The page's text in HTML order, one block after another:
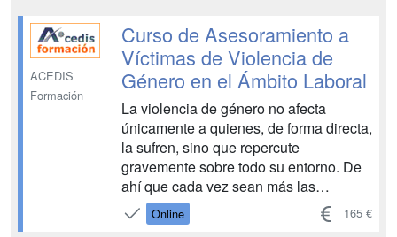
inmunitarias, gastrointestinales...
ACEDIS
Formación
Curso de Asesoramiento a
Víctimas de Violencia de
Género en el Ámbito Laboral
La violencia de género no afecta
únicamente a quienes, de forma directa,
la sufren, sino que repercute
gravemente sobre todo su entorno. De
ahí que cada vez sean más las
instituciones públicas y privadas que
toman conciencia de que esta lucha no
Online 165 €